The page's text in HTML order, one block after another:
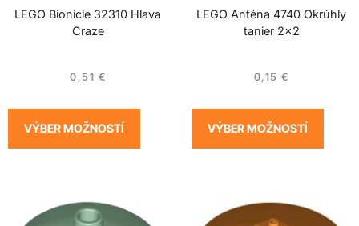
LEGO Bionicle 32310 Hlava
Craze
0,51 €
VÝBER MOŽNOSTÍ
LEGO Anténa 4740 Okrúhly
tanier 2×2
0,15 €
VÝBER MOŽNOSTÍ